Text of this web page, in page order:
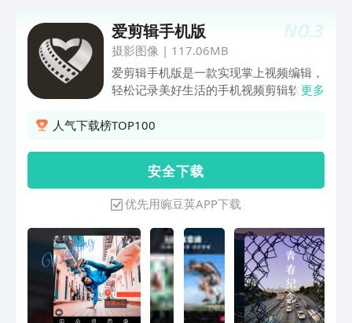
你生活中的照片打造成精美的轻颜影片，
在影片、的任何一个场景都可添加手绘图
片、精美贴图，进行配乐加工高清导出：
4K超清画质输出
分、拼接、修剪、编辑、旋转、转场、变
速、倒放、定格、变焦、音频分离等多种
视频剪辑操作 -支持画质调节、光效、滤
镜、特效、音乐提取、音效、变声、字
体、贴纸、动画动效、背景替换、自定义
水印等 【视频导出】 -自定义分辨率和码
交平台
NO.3
爱剪辑手机版
摄影图像 | 117.06MB
爱剪辑手机版是一款实现掌上视频编辑，
轻松记录美好生活的手机视频剪辑软件。
放你的想象力。快剪辑出你的美好生活记
轨、音频轨及素材轨多轨编辑，轻松实现
视屏剪辑；时间轴拉伸視頻編輯，视频处
理不再困难；特色主题、胶片滤镜、缤纷
字幕、趣味贴纸、配音配乐等丰富功能，
能够快速成为剪辑视频制作达人。 【视
频模板】vlog、潮流热门、微电影、旅
游、美食、节日特辑等海量热门题材视频
剪辑模板任你选择，通过一键成片，加快
剪輯速度，秒剪出高质量卡点视频。
更多
人气下载榜TOP100
安 全 下 载
优先用豌豆荚APP下载